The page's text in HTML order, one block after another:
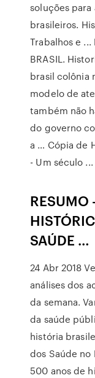
soluções para
brasileiros.
Trabalhos e ...
BRASIL.
brasil colônia
modelo de
também não
do governo
a … Cópia de
- Um século ...
RESUMO
SAÚDE …
24 Abr 2018
análises dos
da semana.
da saúde
história
dos Saúde no
500 anos de